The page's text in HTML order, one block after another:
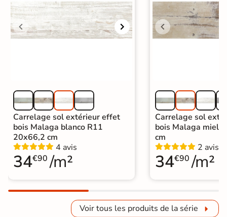
Carrelage sol extérieur effet
bois Malaga blanco R11
20x66,2 cm
4 avis
34€90 /m²
Carrelage sol
bois Malaga miel
cm
2 avis
34€90 /m²
Voir tous les produits de la série